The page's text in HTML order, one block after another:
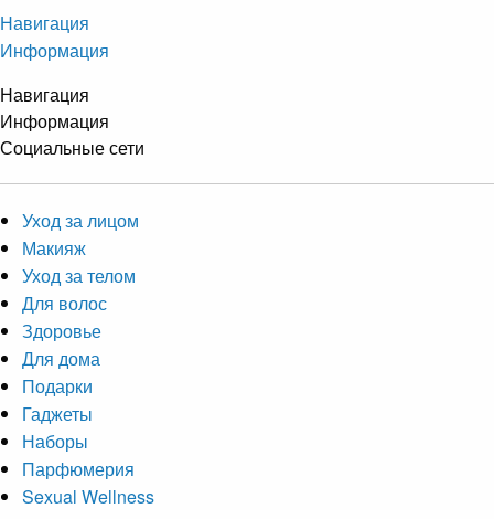
Навигация
Информация
Навигация
Информация
Социальные сети
Уход за лицом
Макияж
Уход за телом
Для волос
Здоровье
Для дома
Подарки
Гаджеты
Наборы
Парфюмерия
Sexual Wellness